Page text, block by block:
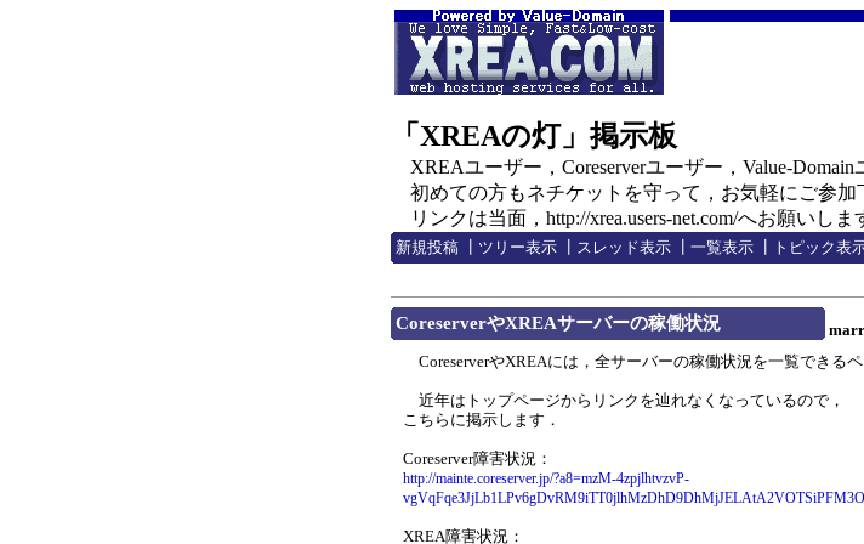
「XREAの灯」掲示板
XREAユーザー，Coreserverユーザー，Value-Domain
初めての方もネチケットを守って，お気軽にご参加
リンクは当面，http://xrea.users-net.com/へお願いしま
新規投稿 ツリー表示 スレッド表示 一覧表示 トピック表
CoreserverやXREAサーバーの稼働状況
CoreserverやXREAには，全サーバーの稼働状況を一覧できるペ
近年はトップページからリンクを辿れなくなっているので，
こちらに掲示します．
Coreserver障害状況：
http://mainte.coreserver.jp/?a8=mzM-4zpjlhtvzvP-
XREA障害状況：